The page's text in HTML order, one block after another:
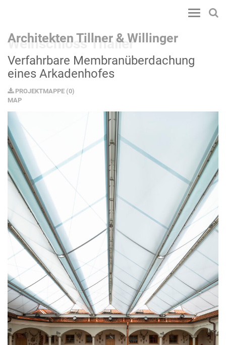
Toggle
Architekten Tillner & Willinger
Weinschloss Thaller
Verfahrbare Membranüberdachung
eines Arkadenhofes
PROJEKTMAPPE (0)
MAP